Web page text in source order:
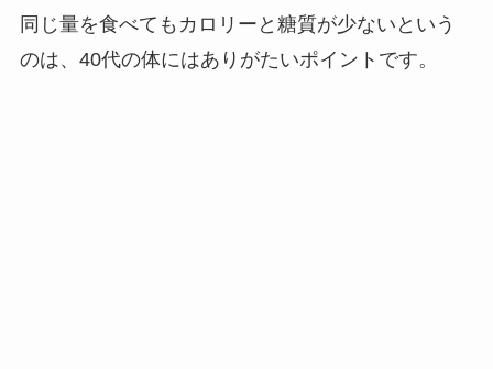
同じ量を食べてもカロリーと糖質が少ないという
のは、40代の体にはありがたいポイントです。